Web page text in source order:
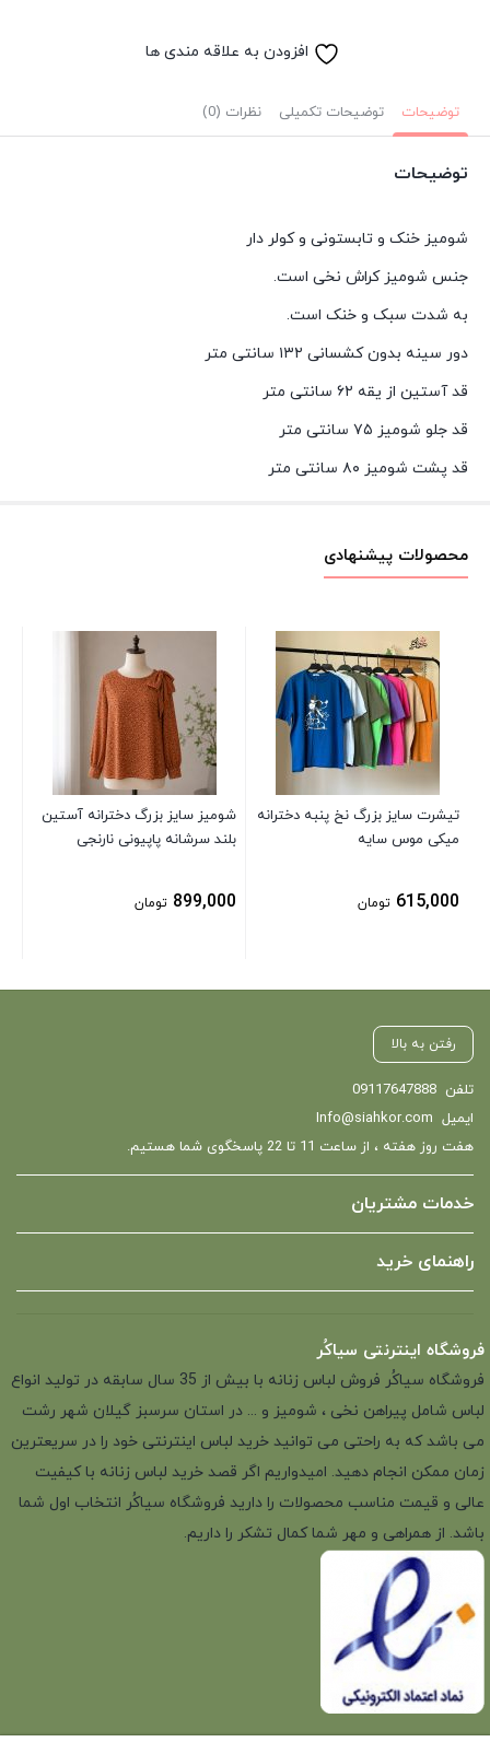
افزودن به علاقه مندی ها
توضیحات توضیحات تکمیلی نظرات (0)
توضیحات
شومیز خنک و تابستونی و کولر دار
جنس شومیز کراش نخی است.
به شدت سبک و خنک است.
دور سینه بدون کشسانی ۱۳۲ سانتی متر
قد آستین از یقه ۶۲ سانتی متر
قد جلو شومیز ۷۵ سانتی متر
قد پشت شومیز ۸۰ سانتی متر
محصولات پیشنهادی
تیشرت سایز بزرگ نخ پنبه دخترانه
میکی موس سایه
615,000 تومان
شومیز سایز بزرگ دخترانه آستین
بلند سرشانه پاپیونی نارنجی
899,000 تومان
رفتن به بالا
تلفن 09117647888
ایمیل Info@siahkor.com
هفت روز هفته ، از ساعت 11 تا 22 پاسخگوی شما هستیم.
خدمات مشتریان
راهنمای خرید
فروشگاه اینترنتی سیاکُر
فروشگاه سیاکُر فروش لباس زنانه با بیش از 35 سال سابقه در تولید انواع
لباس شامل پیراهن نخی ، شومیز و ... در استان سرسبز گیلان شهر رشت
می باشد که به راحتی می توانید خرید لباس اینترنتی خود را در سریعترین
زمان ممکن انجام دهید. امیدواریم اگر قصد خرید لباس زنانه با کیفیت
عالی و قیمت مناسب محصولات را دارید فروشگاه سیاکُر انتخاب اول شما
باشد. از همراهی و مهر شما کمال تشکر را داریم.